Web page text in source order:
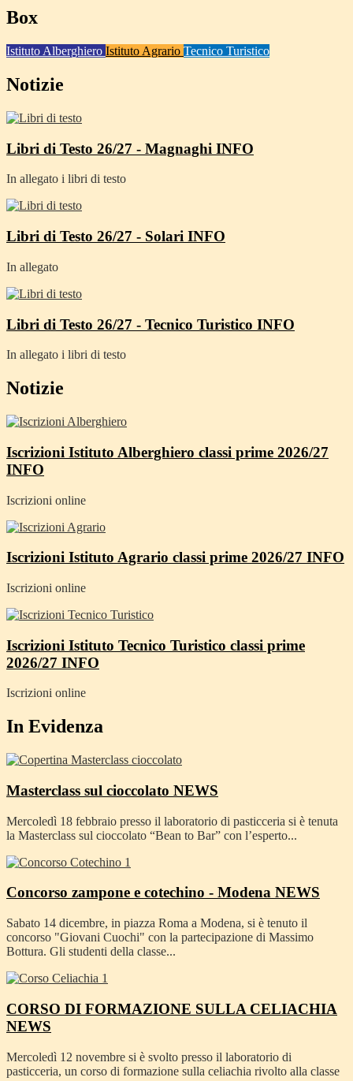
Box
Istituto Alberghiero Istituto Agrario Tecnico Turistico
Notizie
Libri di Testo 26/27 - Magnaghi INFO
In allegato i libri di testo
Libri di Testo 26/27 - Solari INFO
In allegato
Libri di Testo 26/27 - Tecnico Turistico INFO
In allegato i libri di testo
Notizie
Iscrizioni Istituto Alberghiero classi prime 2026/27
INFO
Iscrizioni online
Iscrizioni Istituto Agrario classi prime 2026/27 INFO
Iscrizioni online
Iscrizioni Istituto Tecnico Turistico classi prime
2026/27 INFO
Iscrizioni online
In Evidenza
Masterclass sul cioccolato NEWS
Mercoledì 18 febbraio presso il laboratorio di pasticceria si è tenuta
la Masterclass sul cioccolato “Bean to Bar” con l’esperto...
Concorso zampone e cotechino - Modena NEWS
Sabato 14 dicembre, in piazza Roma a Modena, si è tenuto il
concorso "Giovani Cuochi" con la partecipazione di Massimo
Bottura. Gli studenti della classe...
CORSO DI FORMAZIONE SULLA CELIACHIA
NEWS
Mercoledì 12 novembre si è svolto presso il laboratorio di
pasticceria, un corso di formazione sulla celiachia rivolto alla classe